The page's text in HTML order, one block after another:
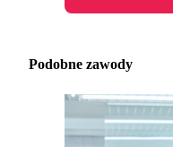
Podobne zawody